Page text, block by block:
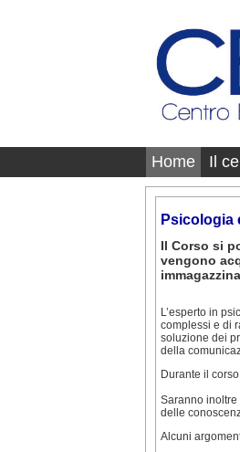
Home Il
Psicologia
Il Corso si
vengono
L’esperto in
complessi e di
soluzione dei
della
Durante il
Saranno
delle
Alcuni